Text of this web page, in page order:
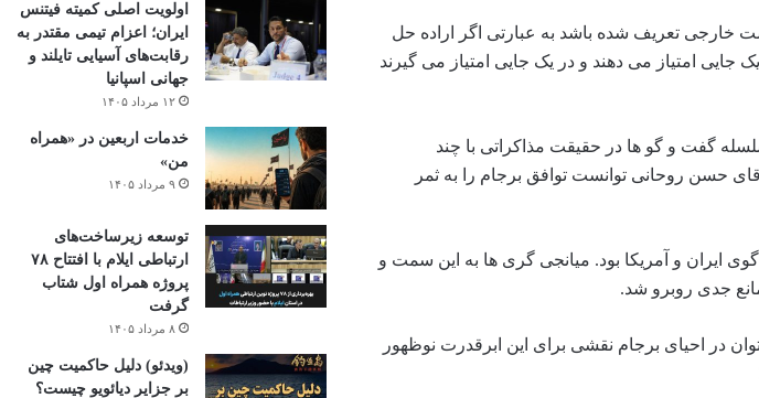
تعریف شده باشد به عبارتی اگر اراده حل
امتیاز می دهند و در یک جایی امتیاز می گیرند
گفت و گو ها در حقیقت مذاکراتی با چند
امور خارجه ایران در دولت آقای حسن روحانی توانست توافق برجام را به ثمر
ایران و آمریکا بود. میانجی گری ها به این سمت و
جدی روبرو شد.
در احیای برجام نقشی برای این ابرقدرت نوظهور
اولویت اصلی کمیته فیتنس
ایران؛ اعزام تیمی مقتدر به
رقابت‌های آسیایی تایلند و
جهانی اسپانیا
۱۲ مرداد ۱۴۰۵
خدمات اربعین در «همراه
من»
۹ مرداد ۱۴۰۵
توسعه زیرساخت‌های
ارتباطی ایلام با افتتاح ۷۸
پروژه همراه اول شتاب
گرفت
۸ مرداد ۱۴۰۵
(ویدئو) دلیل حاکمیت چین
بر جزایر دیائویو چیست؟